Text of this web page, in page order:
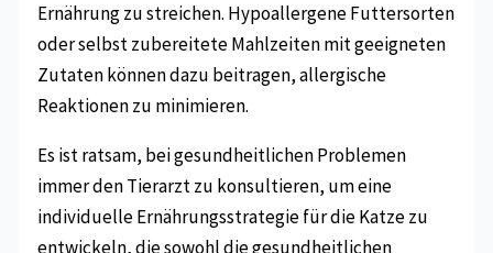
Ernährung zu streichen. Hypoallergene Futtersorten
oder selbst zubereitete Mahlzeiten mit geeigneten
Zutaten können dazu beitragen, allergische
Reaktionen zu minimieren.
Es ist ratsam, bei gesundheitlichen Problemen
immer den Tierarzt zu konsultieren, um eine
individuelle Ernährungsstrategie für die Katze zu
entwickeln, die sowohl die gesundheitlichen